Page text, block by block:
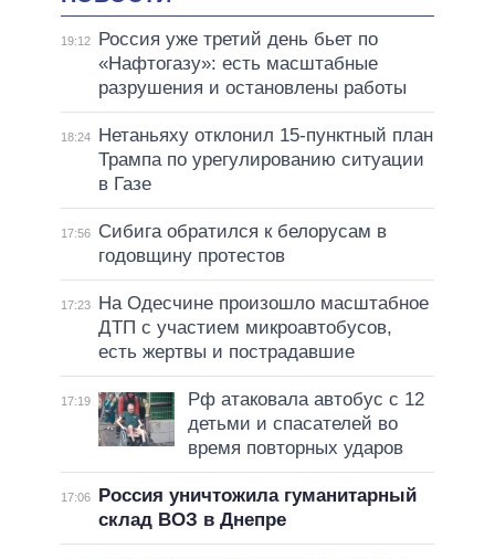
19:12
Россия уже третий день бьет по
«Нафтогазу»: есть масштабные
разрушения и остановлены работы
18:24
Нетаньяху отклонил 15-пунктный план
Трампа по урегулированию ситуации
в Газе
17:56
Сибига обратился к белорусам в
годовщину протестов
17:23
На Одесчине произошло масштабное
ДТП с участием микроавтобусов,
есть жертвы и пострадавшие
17:19
Рф атаковала автобус с 12
детьми и спасателей во
время повторных ударов
17:06
Россия уничтожила гуманитарный
склад ВОЗ в Днепре